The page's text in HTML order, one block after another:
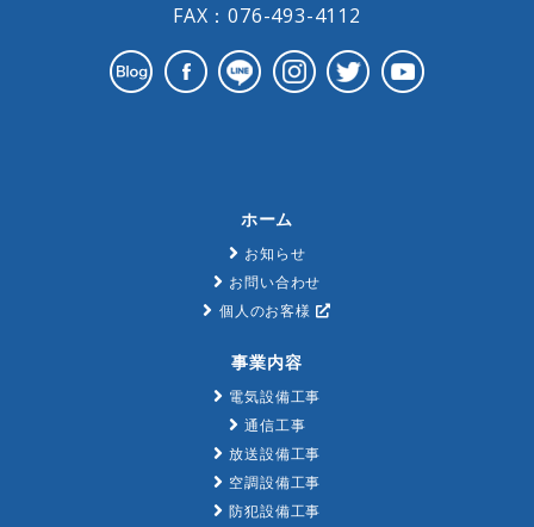
FAX：076-493-4112
ホーム
お知らせ
お問い合わせ
個人のお客様
事業内容
電気設備工事
通信工事
放送設備工事
空調設備工事
防犯設備工事